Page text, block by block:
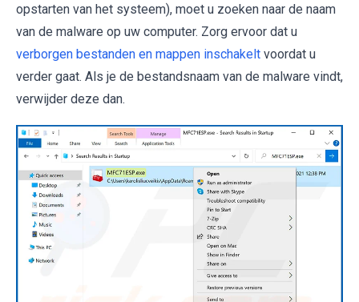
opstarten van het systeem), moet u zoeken naar de naam
van de malware op uw computer. Zorg ervoor dat u
verborgen bestanden en mappen inschakelt voordat u
verder gaat. Als je de bestandsnaam van de malware vindt,
verwijder deze dan.